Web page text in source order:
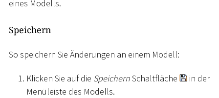
eines Modells.
Speichern
So speichern Sie Änderungen an einem Modell:
Klicken Sie auf die SpeichernSchaltfläche
in der
Menüleiste des Modells.